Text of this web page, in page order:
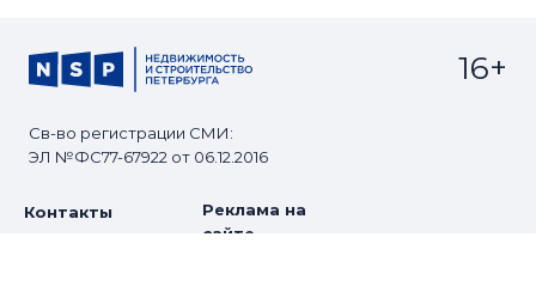
Св-во регистрации СМИ:
ЭЛ №ФС77-67922 от 06.12.2016
16+
Контакты
Реклама на
сайте